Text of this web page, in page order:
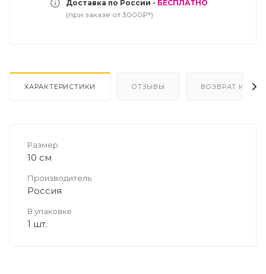
Доставка по России - БЕСПЛАТНО
(при заказе от 3000₽*)
ХАРАКТЕРИСТИКИ ОТЗЫВЫ ВОЗВРАТ И
Размер
10 см
Производитель
Россия
В упаковке
1 шт.